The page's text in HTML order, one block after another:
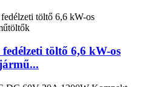
töltő 6,6 kW-os